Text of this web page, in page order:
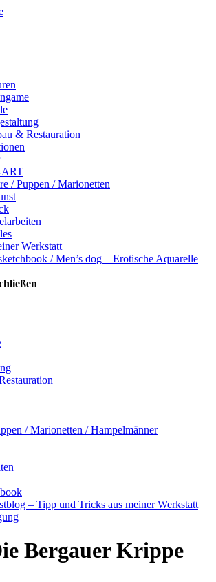
& Restauration
/ Puppen / Marionetten
Werkstatt
/ Men’s dog – Erotische Aquarelle
/ Marionetten / Hampelmänner
– Tipp und Tricks aus meiner Werkstatt
Bergauer Krippe